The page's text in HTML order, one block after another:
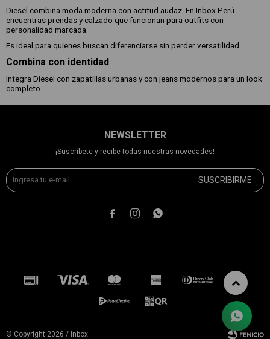
Diesel combina moda moderna con actitud audaz. En Inbox Perú
encuentras prendas y calzado que funcionan para outfits con
personalidad marcada.
Es ideal para quienes buscan diferenciarse sin perder versatilidad.
Combina con identidad
Integra Diesel con zapatillas urbanas y con jeans modernos para un look
completo.
NEWSLETTER
¡Suscríbete y recibe todas nuestras novedades!
SUSCRIBIRME
  
© Copyright 2026 / Inbox